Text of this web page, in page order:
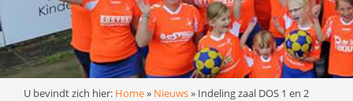
U bevindt zich hier: Home» Nieuws» Indeling zaal DOS 1 en 2